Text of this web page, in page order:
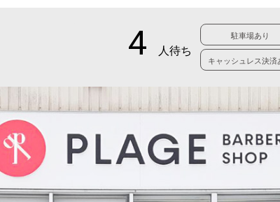
駐車場あり
キャッシュレス決済